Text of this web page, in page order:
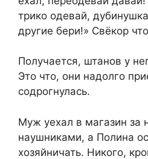
трико одевай,
другие бери!» Свёкор
Получается, штанов у
Это что, они надолго
содрогнулась.
Муж уехал в магазин за
наушниками, а Полина
хозяйничать. Никого,